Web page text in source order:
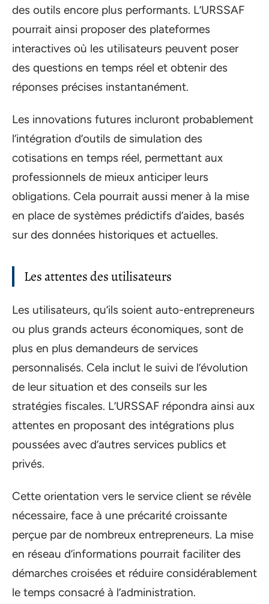
des outils encore plus performants. L’URSSAF
pourrait ainsi proposer des plateformes
interactives où les utilisateurs peuvent poser
des questions en temps réel et obtenir des
réponses précises instantanément.
Les innovations futures incluront probablement
l’intégration d’outils de simulation des
cotisations en temps réel, permettant aux
professionnels de mieux anticiper leurs
obligations. Cela pourrait aussi mener à la mise
en place de systèmes prédictifs d’aides, basés
sur des données historiques et actuelles.
Les attentes des utilisateurs
Les utilisateurs, qu’ils soient auto-entrepreneurs
ou plus grands acteurs économiques, sont de
plus en plus demandeurs de services
personnalisés. Cela inclut le suivi de l’évolution
de leur situation et des conseils sur les
stratégies fiscales. L’URSSAF répondra ainsi aux
attentes en proposant des intégrations plus
poussées avec d’autres services publics et
privés.
Cette orientation vers le service client se révèle
nécessaire, face à une précarité croissante
perçue par de nombreux entrepreneurs. La mise
en réseau d’informations pourrait faciliter des
démarches croisées et réduire considérablement
le temps consacré à l’administration.